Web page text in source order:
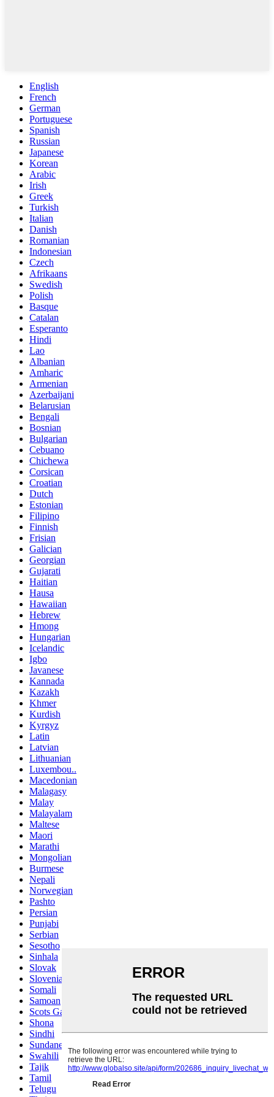
English
French
German
Portuguese
Spanish
Russian
Japanese
Korean
Arabic
Irish
Greek
Turkish
Italian
Danish
Romanian
Indonesian
Czech
Afrikaans
Swedish
Polish
Basque
Catalan
Esperanto
Hindi
Lao
Albanian
Amharic
Armenian
Azerbaijani
Belarusian
Bengali
Bosnian
Bulgarian
Cebuano
Chichewa
Corsican
Croatian
Dutch
Estonian
Filipino
Finnish
Frisian
Galician
Georgian
Gujarati
Haitian
Hausa
Hawaiian
Hebrew
Hmong
Hungarian
Icelandic
Igbo
Javanese
Kannada
Kazakh
Khmer
Kurdish
Kyrgyz
Latin
Latvian
Lithuanian
Luxembou..
Macedonian
Malagasy
Malay
Malayalam
Maltese
Maori
Marathi
Mongolian
Burmese
Nepali
Norwegian
Pashto
Persian
Punjabi
Serbian
Sesotho
Sinhala
Slovak
Slovenian
Somali
Samoan
Scots Gaelic
Shona
Sindhi
Sundanese
Swahili
Tajik
Tamil
Telugu